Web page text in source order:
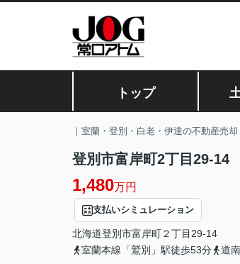
トップ
｜室蘭・登別・白老・伊達の不動産売
登別市富岸町2丁目29-
1,480万円
支払いシミュレーション
北海道登別市富岸町２丁目29-14
室蘭本線「鷲別」駅徒歩53分
道